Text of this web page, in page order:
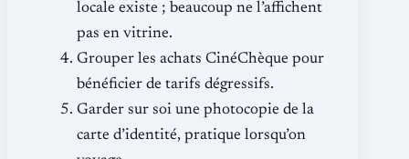
locale existe ; beaucoup ne l’affichent
pas en vitrine.
Grouper les achats CinéChèque pour
bénéficier de tarifs dégressifs.
Garder sur soi une photocopie de la
carte d’identité, pratique lorsqu’on